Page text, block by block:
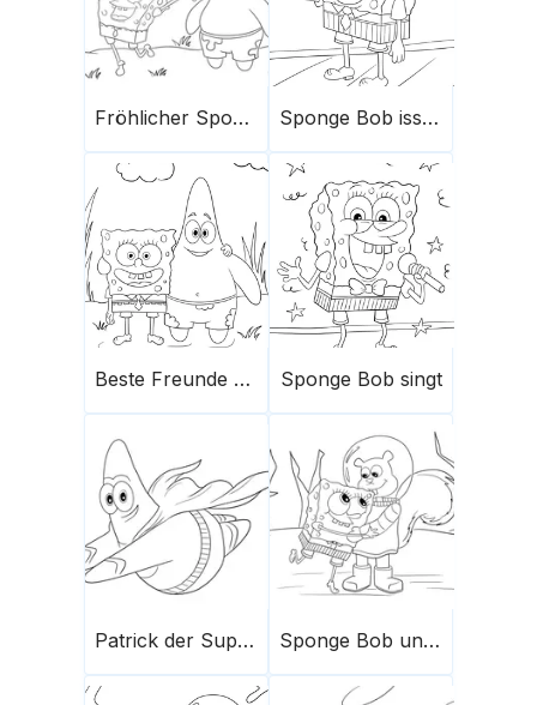
Fröhlicher Sponge und Patrick Sponge Bob isst einen Hamburger
Beste Freunde - Sponge Bob & Patrick Sponge Bob singt
Patrick der Superman Sponge Bob und Sandy Chicks